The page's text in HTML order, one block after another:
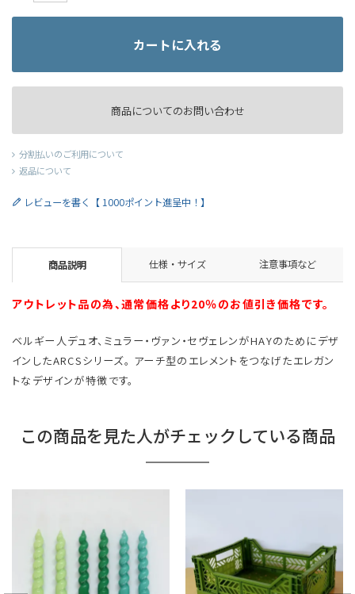
カートに入れる
商品についてのお問い合わせ
分割払いのご利用について
返品について
レビューを書く【 1000ポイント進呈中！】
商品説明 仕様・サイズ 注意事項など
アウトレット品の為、通常価格より20％のお値引き価格です。
ベルギー人デュオ、ミュラー・ヴァン・セヴェレンがHAYのためにデザ
インしたARCSシリーズ。 アーチ型のエレメントをつなげたエレガン
トなデザインが特徴です。
この商品を見た人がチェックしている商品